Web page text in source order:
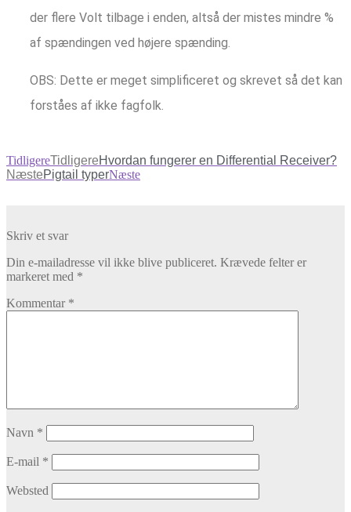
der flere Volt tilbage i enden, altså der mistes mindre %
af spændingen ved højere spænding.
OBS: Dette er meget simplificeret og skrevet så det kan
forståes af ikke fagfolk.
TidligereTidligereHvordan fungerer en Differential Receiver?
NæstePigtail typerNæste
Skriv et svar
Din e-mailadresse vil ikke blive publiceret. Krævede felter er
markeret med *
Kommentar *
Navn *
E-mail *
Websted